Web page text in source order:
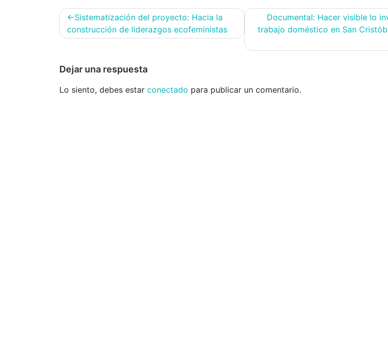
Navegación
de
Sistematización del proyecto: Hacia la
construcción de liderazgos ecofeministas
Documental: Hacer visible lo
trabajo doméstico en San
Dejar una respuesta
Lo siento, debes estar conectado para publicar un comentario.